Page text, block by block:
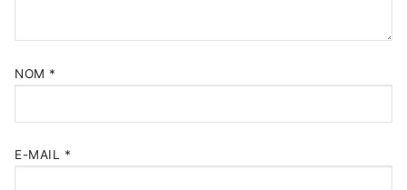
NOM *
E-MAIL *